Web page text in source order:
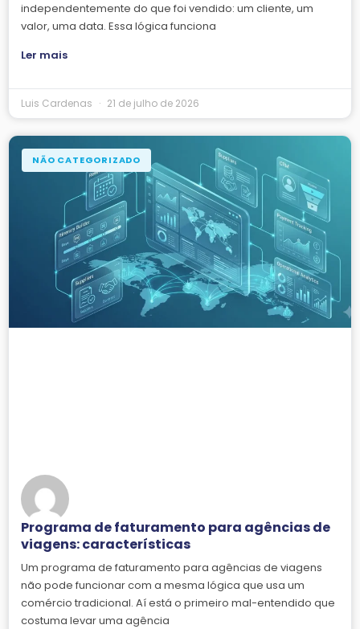
independentemente do que foi vendido: um cliente, um
valor, uma data. Essa lógica funciona
Ler mais
Luis Cardenas 21 de julho de 2026
NÃO CATEGORIZADO
Programa de faturamento para agências de
viagens: características
Um programa de faturamento para agências de viagens
não pode funcionar com a mesma lógica que usa um
comércio tradicional. Aí está o primeiro mal-entendido que
costuma levar uma agência